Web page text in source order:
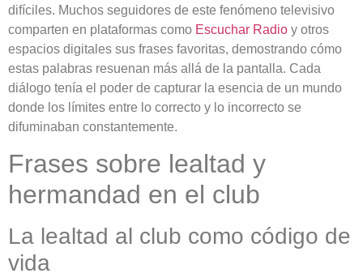
difíciles. Muchos seguidores de este fenómeno televisivo
comparten en plataformas como Escuchar Radio y otros
espacios digitales sus frases favoritas, demostrando cómo
estas palabras resuenan más allá de la pantalla. Cada
diálogo tenía el poder de capturar la esencia de un mundo
donde los límites entre lo correcto y lo incorrecto se
difuminaban constantemente.
Frases sobre lealtad y
hermandad en el club
La lealtad al club como código de
vida